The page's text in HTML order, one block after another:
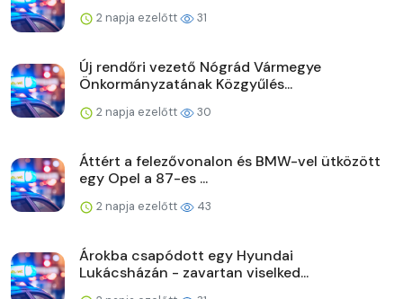
2 napja ezelőtt 31
Új rendőri vezető Nógrád Vármegye
Önkormányzatának Közgyűlés...
2 napja ezelőtt 30
Áttért a felezővonalon és BMW-vel ütközött
egy Opel a 87-es ...
2 napja ezelőtt 43
Árokba csapódott egy Hyundai
Lukácsházán - zavartan viselked...